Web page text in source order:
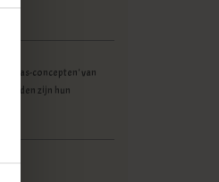
'tas-concepten' van
zijn hun